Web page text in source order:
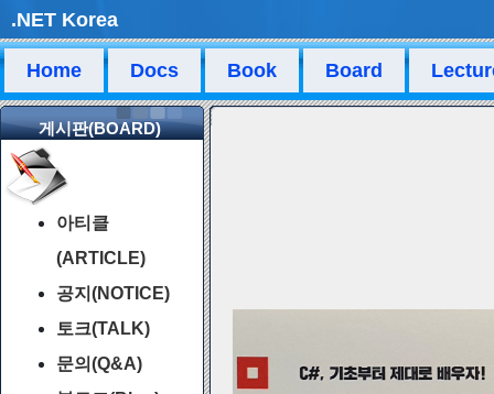
.NET Korea
Home Docs Book Board
게시판(BOARD)
아티클
(ARTICLE)
공지(NOTICE)
토크(TALK)
문의(Q&A)